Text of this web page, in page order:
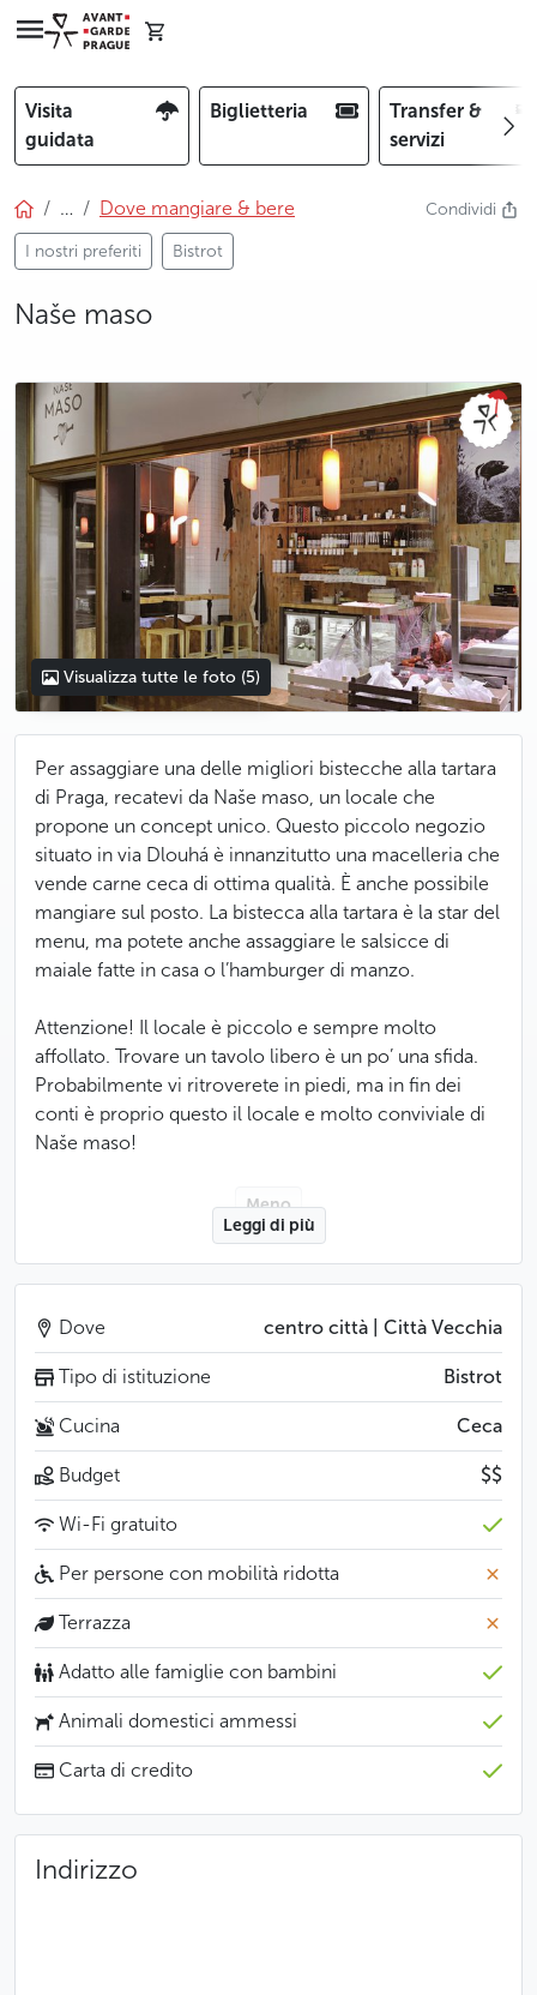
Visita
guidata
Biglietteria
Transfer &
servizi
… Dove mangiare & bere
I nostri preferiti Bistrot
Condividi
Naše maso
photo 5
Visualizza tutte le foto (5)
Per assaggiare una delle migliori bistecche alla tartara
di Praga, recatevi da Naše maso, un locale che
propone un concept unico. Questo piccolo negozio
situato in via Dlouhá è innanzitutto una macelleria che
vende carne ceca di ottima qualità. È anche possibile
mangiare sul posto. La bistecca alla tartara è la star del
menu, ma potete anche assaggiare le salsicce di
maiale fatte in casa o l’hamburger di manzo.
Attenzione! Il locale è piccolo e sempre molto
affollato. Trovare un tavolo libero è un po’ una sfida.
Probabilmente vi ritroverete in piedi, ma in fin dei
conti è proprio questo il locale e molto conviviale di
Naše maso!
Leggi di più
Meno
Dove centro città | Città Vecchia
Tipo di istituzione Bistrot
Cucina Ceca
Budget $$
Wi-Fi gratuito
Per persone con mobilità ridotta
Terrazza
Adatto alle famiglie con bambini
Animali domestici ammessi
Carta di credito
Indirizzo